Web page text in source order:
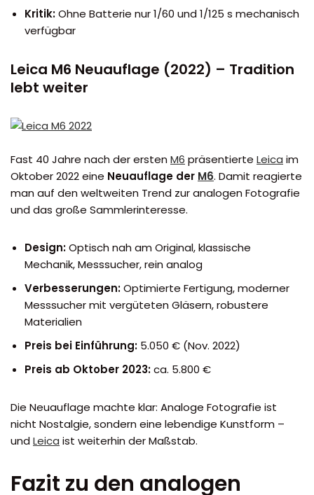
Kritik:Ohne Batterie nur 1/60 und 1/125 s mechanisch
verfügbar
Leica M6 Neuauflage (2022) – Tradition
lebt weiter
Fast 40 Jahre nach der ersten M6 präsentierte Leica im
Oktober 2022 eine Neuauflage der M6. Damit reagierte
man auf den weltweiten Trend zur analogen Fotografie
und das große Sammlerinteresse.
Design:Optisch nah am Original, klassische
Mechanik, Messsucher, rein analog
Verbesserungen:Optimierte Fertigung, moderner
Messsucher mit vergüteten Gläsern, robustere
Materialien
Preis bei Einführung: 5.050 € (Nov. 2022)
Preis ab Oktober 2023:ca. 5.800 €
Die Neuauflage machte klar: Analoge Fotografie ist
nicht Nostalgie, sondern eine lebendige Kunstform –
und Leica ist weiterhin der Maßstab.
Fazit zu den analogen